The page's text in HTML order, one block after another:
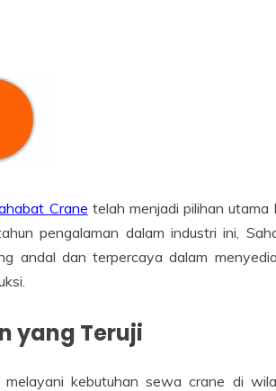
Crane telah menjadi pilihan utama
pengalaman dalam industri ini,
andal dan terpercaya dalam
yang Teruji
kebutuhan sewa crane di